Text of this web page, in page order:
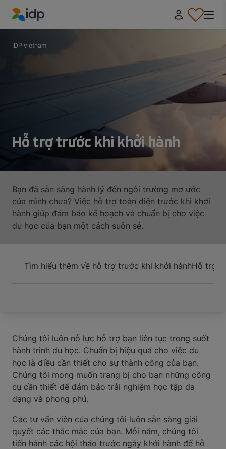
IDP Education
IDP vietnam
Hỗ trợ trước khi khởi hành
Bạn đã sẵn sàng hành lý đến ngôi trường mơ ước
của mình chưa? Việc hỗ trợ toàn diện trước khi khởi
hành giúp đảm bảo kế hoạch và chuẩn bị cho việc
du học của bạn một cách suôn sẻ.
Tìm hiểu thêm về hỗ trợ trước khi khởi hànhHỗ trợ
Chúng tôi luôn nỗ lực hỗ trợ bạn liên tục trong suốt
hành trình du học. Chuẩn bị hiệu quả cho việc du
học là điều cần thiết cho sự thành công của bạn.
Chúng tôi mong muốn trang bị cho bạn những công
cụ cần thiết để đảm bảo trải nghiệm học tập đa
dạng và phong phú.
Các tư vấn viên của chúng tôi luôn sẵn sàng giải
quyết các thắc mắc của bạn. Mỗi năm, chúng tôi
tiến hành các hội thảo trước ngày khởi hành để hỗ